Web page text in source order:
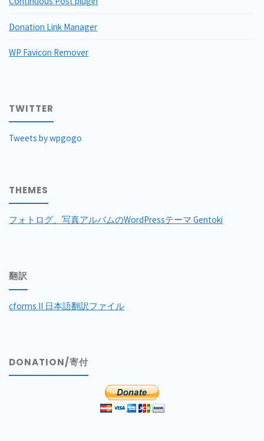
Donation Link Manager
WP Favicon Remover
TWITTER
Tweets by wpgogo
THEMES
フォトログ、写真アルバムのWordPressテーマ Gentoki
翻訳
cforms II 日本語翻訳ファイル
DONATION/寄付